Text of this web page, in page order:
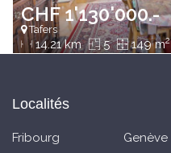
CHF 1'130'000.-
Tafers
14.21 km 5 149 m2
Localités
Fribourg Genève